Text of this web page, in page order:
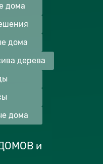
дома
дома
дерева
дома
и